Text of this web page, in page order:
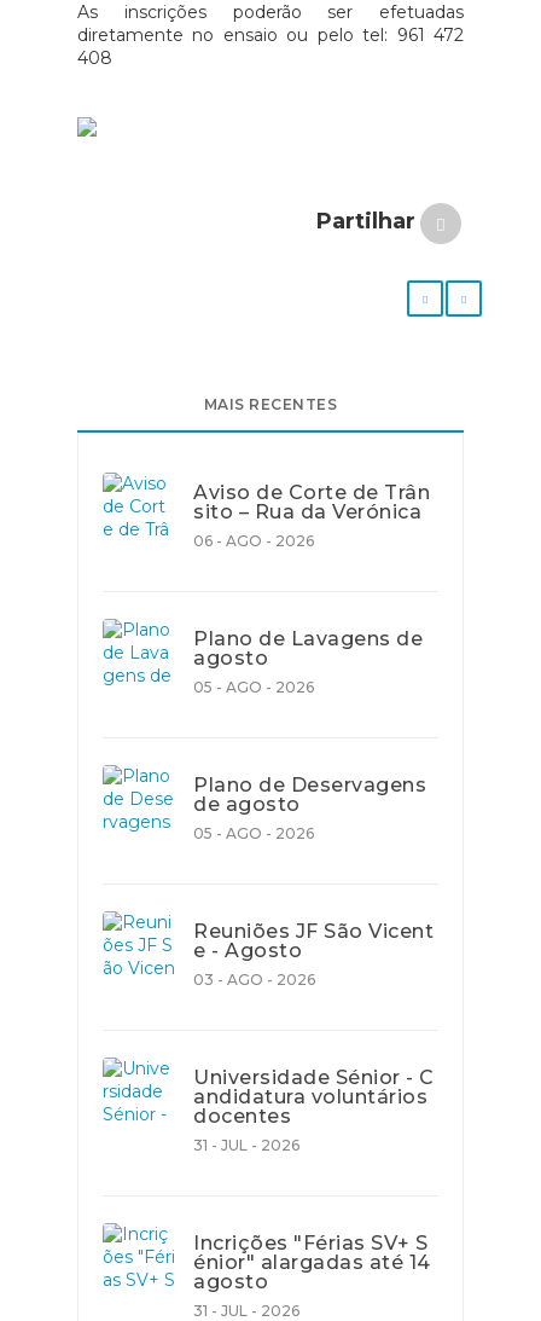
As inscrições poderão ser efetuadas
diretamente no ensaio ou pelo tel: 961 472
408
Partilhar
MAIS RECENTES
Aviso de Corte de Trân
sito – Rua da Verónica
06 - AGO - 2026
Plano de Lavagens de
agosto
05 - AGO - 2026
Plano de Deservagens
de agosto
05 - AGO - 2026
Reuniões JF São Vicent
e - Agosto
03 - AGO - 2026
Universidade Sénior - C
andidatura voluntários
docentes
31 - JUL - 2026
Incrições "Férias SV+ S
énior" alargadas até 14
agosto
31 - JUL - 2026